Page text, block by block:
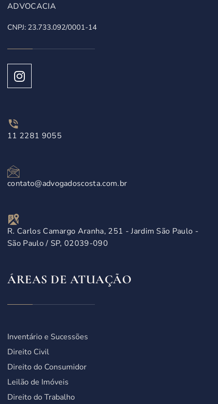
ADVOCACIA
CNPJ: 23.733.092/0001-14
11 2281 9055
contato@advogadoscosta.com.br
R. Carlos Camargo Aranha, 251 - Jardim São Paulo -
São Paulo / SP, 02039-090
ÁREAS DE ATUAÇÃO
Inventário e Sucessões
Direito Civil
Direito do Consumidor
Leilão de Imóveis
Direito do Trabalho